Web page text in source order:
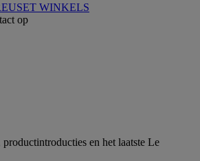
WINKELS
op
en het laatste Le